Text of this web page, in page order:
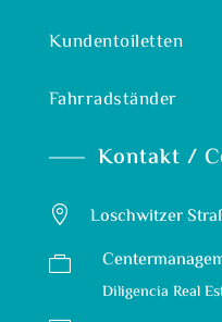
Kundentoiletten
Fahrradständer
Kontakt /
 Loschwitzer

Diligencia Real